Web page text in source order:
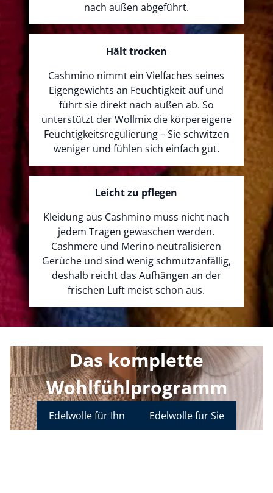
nach außen abgeführt.
Hält trocken
Cashmino nimmt ein Vielfaches seines
Eigengewichts an Feuchtigkeit auf und
führt sie direkt nach außen ab. So
unterstützt der Wollmix die körpereigene
Feuchtigkeitsregulierung – Sie schwitzen
weniger und fühlen sich einfach gut.
Leicht zu pflegen
Kleidung aus Cashmino muss nicht nach
jedem Tragen gewaschen werden.
Cashmere und Merino neutralisieren
Gerüche und sind wenig schmutzanfällig,
deshalb reicht das Aufhängen an der
frischen Luft meist schon aus.
Das komplette
Wohlfühlprogramm
Edelwolle für Ihn Edelwolle für Sie